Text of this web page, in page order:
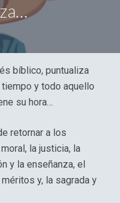
bíblico, puntualiza
y todo aquello
su hora…
retornar a los
la justicia, la
y la enseñanza, el
y, la sagrada y